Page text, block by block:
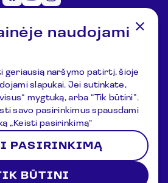
naudojami
geriausią naršymo patirtį, šioje
slapukai. Jei sutinkate,
mygtuką, arba “Tik būtini”.
savo pasirinkimus spausdami
„Keisti pasirinkimą“
PASIRINKIMĄ
BŪTINI
5424
Adresas
Žvaigždžių g. 10, Čiulėnų
LT-33354, Molėtai
Apie muziejųKontaktai
Privatumo politika